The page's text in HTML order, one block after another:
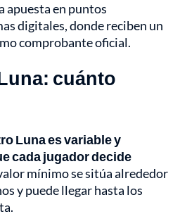
apuesta en puntos
digitales, donde reciben un
comprobante oficial.
cuánto
Luna es variable y
cada jugador decide
mínimo se sitúa alrededor
y puede llegar hasta los